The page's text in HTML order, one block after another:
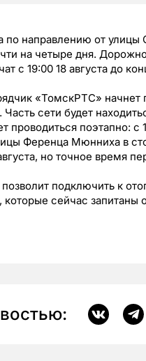
по направлению от
на четыре дня.
с 19:00 18 августа до
«ТомскРТС» начнет
сети будет
проводиться поэтапно: с
Ференца Мюнниха в
но точное время
подключить к
сейчас запитаны